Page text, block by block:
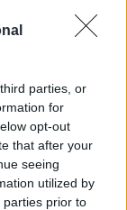
parties, or
for
opt-out
that after your
seeing
utilized by
parties prior to
έχει
διάστημα",